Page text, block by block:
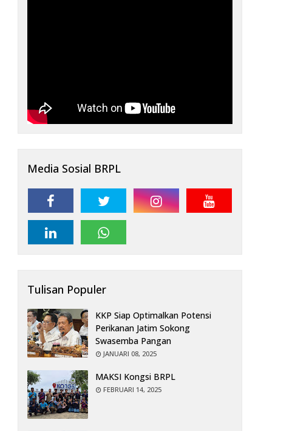
Media Sosial BRPL
Tulisan Populer
KKP Siap Optimalkan Potensi
Perikanan Jatim Sokong
Swasemba Pangan
JANUARI 08, 2025
MAKSI Kongsi BRPL
FEBRUARI 14, 2025